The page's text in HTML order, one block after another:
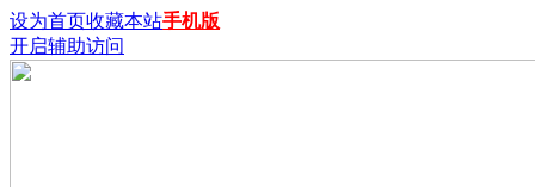
设为首页收藏本站手机版
开启辅助访问